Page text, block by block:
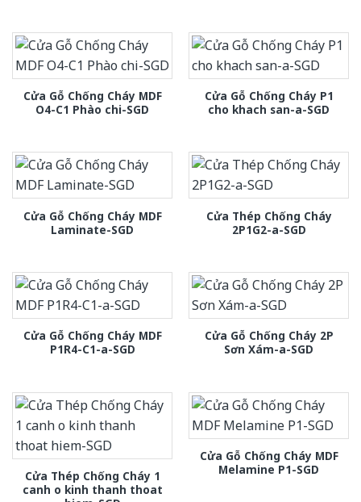
Cửa Gỗ Chống Cháy MDF
O4-C1 Phào chi-SGD
Cửa Gỗ Chống Cháy P1
cho khach san-a-SGD
Cửa Gỗ Chống Cháy MDF
Laminate-SGD
Cửa Thép Chống Cháy
2P1G2-a-SGD
Cửa Gỗ Chống Cháy MDF
P1R4-C1-a-SGD
Cửa Gỗ Chống Cháy 2P
Sơn Xám-a-SGD
Cửa Thép Chống Cháy 1
canh o kinh thanh thoat
Cửa Gỗ Chống Cháy MDF
Melamine P1-SGD